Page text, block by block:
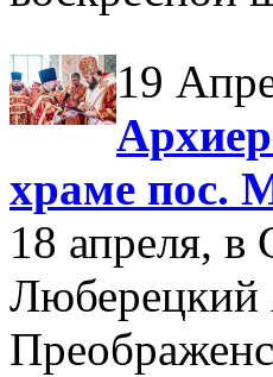
19
храме пос.
18 апреля, в
Люберецкий